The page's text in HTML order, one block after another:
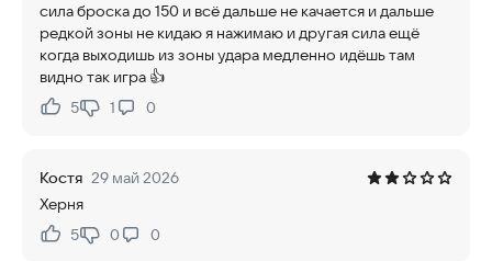
сила броска до 150 и всё дальше не качается и дальше
редкой зоны не кидаю я нажимаю и другая сила ещё
когда выходишь из зоны удара медленно идёшь там
видно так игра 👍
Нравится:
5Не нравится:
1 0
Костя 29 май 2026
Херня
Нравится:
5Не нравится:
0 0